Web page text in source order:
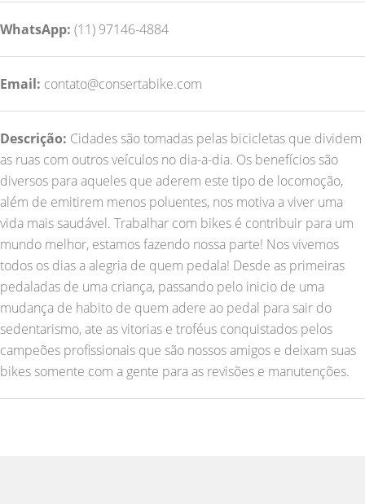
WhatsApp: (11) 97146-4884
Email: contato@consertabike.com
Descrição: Cidades são tomadas pelas bicicletas que dividem
as ruas com outros veículos no dia-a-dia. Os benefícios são
diversos para aqueles que aderem este tipo de locomoção,
além de emitirem menos poluentes, nos motiva a viver uma
vida mais saudável. Trabalhar com bikes é contribuir para um
mundo melhor, estamos fazendo nossa parte! Nos vivemos
todos os dias a alegria de quem pedala! Desde as primeiras
pedaladas de uma criança, passando pelo inicio de uma
mudança de habito de quem adere ao pedal para sair do
sedentarismo, ate as vitorias e troféus conquistados pelos
campeões profissionais que são nossos amigos e deixam suas
bikes somente com a gente para as revisões e manutenções.